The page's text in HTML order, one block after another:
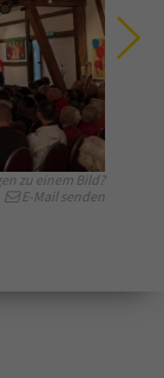
zu einem Bild?
E-Mail senden